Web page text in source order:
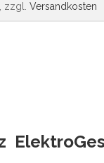
zzgl. Versandkosten